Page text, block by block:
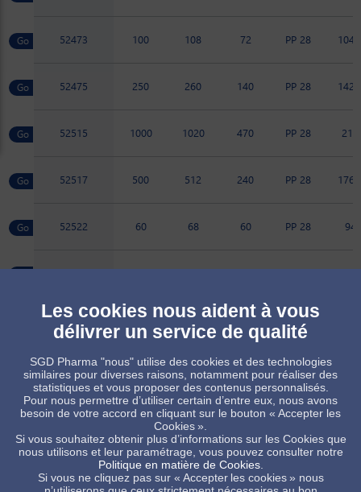
52473 100 108 72 PP 28
52475 250 260 140 PP 28
52515 1000 1020 470 PP 28 217
52517 500 512 240 PP 28
52522 60 68 60 PP 28 94
52669 75 83 67 PP 28 95
52728 45 52 49 PP 28
89061 225 225 124 PP 28
Produit sur commande, sous réserve de quantité minimum
Produit standard, sous réserve des disponibilités de stock
Les cookies nous aident à vous
délivrer un service de qualité
SGD Pharma "nous" utilise des cookies et des technologies
similaires pour diverses raisons, notamment pour réaliser des
statistiques et vous proposer des contenus personnalisés.
Pour nous permettre d’utiliser certain d’entre eux, nous avons
besoin de votre accord en cliquant sur le bouton « Accepter les
Cookies ».
Si vous souhaitez obtenir plus d’informations sur les Cookies que
nous utilisons et leur paramétrage, vous pouvez consulter notre
Politique en matière de Cookies.
Si vous ne cliquez pas sur « Accepter les cookies » nous